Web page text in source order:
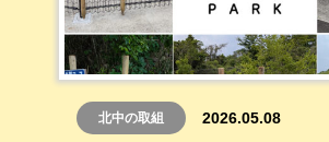
北中の取組 2026.05.08